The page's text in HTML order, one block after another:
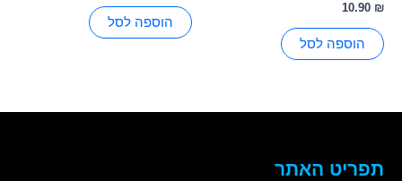
10.90 ₪
הוספה לסל
הוספה לסל
תפריט האתר